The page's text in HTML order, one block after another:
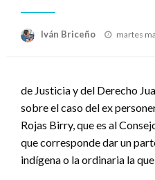
Iván Briceño
Publicado
martes
de Justicia y del Derecho
sobre el caso del ex
Rojas Birry, que es al
que corresponde dar un
indígena o la ordinaria la